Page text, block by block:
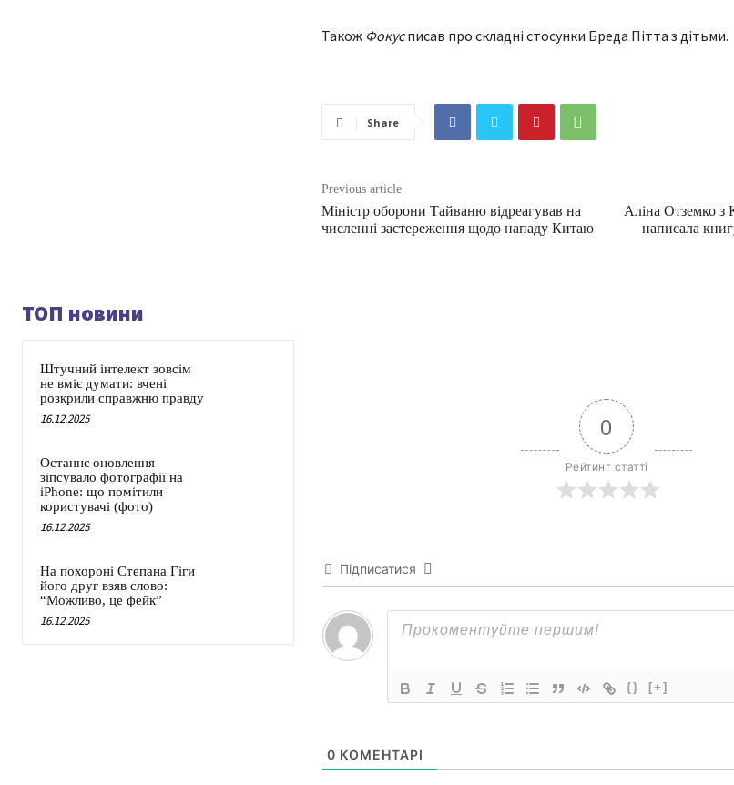
Також Фокусписав про складні стосунки Бреда Пітта з дітьми.
Share
Previous article
Міністр оборони Тайваню відреагував на
численні застереження щодо нападу Китаю
Аліна Отземко з
написала
ТОП новини
Штучний інтелект зовсім
не вміє думати: вчені
розкрили справжню правду
16.12.2025
Останнє оновлення
зіпсувало фотографії на
iPhone: що помітили
користувачі (фото)
16.12.2025
На похороні Степана Гіги
його друг взяв слово:
“Можливо, це фейк”
16.12.2025
0
Рейтинг статті
Підписатися
{} [+]
0 КОМЕНТАРІ